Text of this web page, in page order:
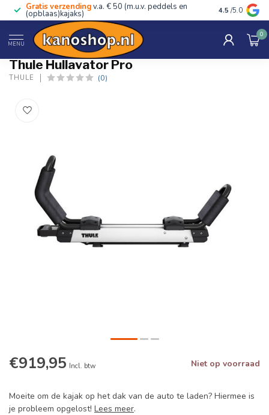
Gratis verzendingv.a. € 50 (m.u.v. peddels en
(opblaas)kajaks) Advies van
4.5 /5.0
MENU
0
Home / Hullavator Pro
Thule Hullavator Pro
THULE (0)
€919,95 Incl. btw Niet op voorraad
Moeite om de kajak op het dak van de auto te laden? Hiermee is
je probleem opgelost! Lees meer.